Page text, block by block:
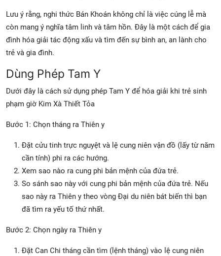
Lưu ý rằng, nghi thức Bán Khoán không chỉ là việc cúng lễ mà
còn mang ý nghĩa tâm linh và tâm hồn. Đây là một cách để gia
đình hóa giải tác động xấu và tìm đến sự bình an, an lành cho
trẻ và gia đình.
Dùng Phép Tam Y
Dưới đây là cách sử dụng phép Tam Y để hóa giải khi trẻ sinh
phạm giờ Kim Xà Thiết Tỏa
Bước 1: Chọn tháng ra Thiên y
Đặt cửu tinh trực nguyệt và lệ cung niên vận đồ (lấy từ năm
cần tính) phi ra các hướng.
Xem sao nào ra cung phi bản mệnh của đứa trẻ.
So sánh sao này với cung phi bản mệnh của đứa trẻ. Nếu
sao này ra Thiên y theo vòng Đại du niên bát biến thì bạn
đã tìm ra yếu tố thứ nhất.
Bước 2: Chọn ngày ra Thiên y
Đặt Can Chi tháng cần tìm (lệnh tháng) vào lệ cung niên